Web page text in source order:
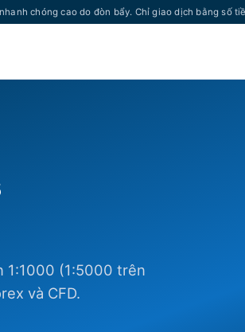
chóng cao do đòn bẩy. Chỉ giao dịch bằng số
1:1000 (1:5000 trên
và CFD.